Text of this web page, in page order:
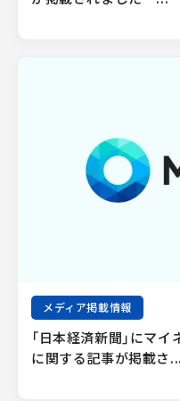
メディア掲載情報
「日本経済新聞」にマ
に関する記事が掲載さ...